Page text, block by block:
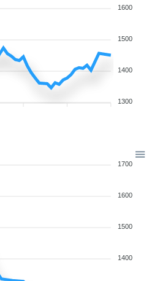
1600
1500
1400
1300
1700
1600
1500
1400